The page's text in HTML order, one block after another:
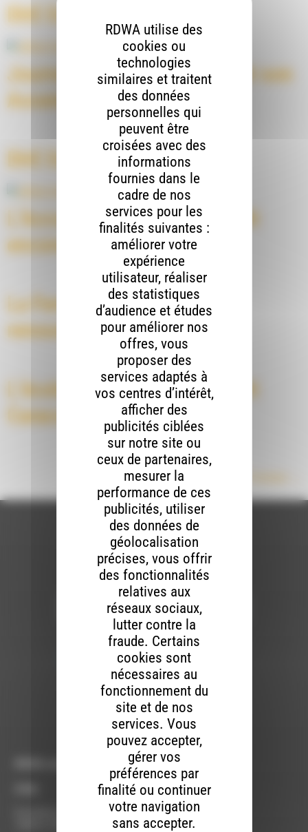
DIrE En DIrEct 148
Journée festive du RéDAR et son
Assemblée Générale
DIrE En Direct 128
L’Accorderie du Diois grandit
encore
La Ferme des Amanins se
renouvelle
L’école buissonnière investit
Caracole
Newsletter :
Nous utilisons Brevo en tant que plateforme
marketing. En soumettant ce formulaire, vous
acceptez que les données personnelles que
vous avez fournies soient transférées à
Brevo pour être traitées conformément
politique de confidentialité de Brevo.
S'INSCRIRE
10h00 à 12h00 et 13h30 à 17h00
RDWA utilise des
cookies ou
technologies
similaires et traitent
des données
personnelles qui
peuvent être
croisées avec des
informations
fournies dans le
cadre de nos
services pour les
finalités suivantes :
améliorer votre
expérience
utilisateur, réaliser
des statistiques
d’audience et études
pour améliorer nos
offres, vous
proposer des
services adaptés à
vos centres d’intérêt,
afficher des
publicités ciblées
sur notre site ou
ceux de partenaires,
mesurer la
performance de ces
publicités, utiliser
des données de
géolocalisation
précises, vous offrir
des fonctionnalités
relatives aux
réseaux sociaux,
lutter contre la
fraude. Certains
cookies sont
nécessaires au
fonctionnement du
site et de nos
services. Vous
pouvez accepter,
gérer vos
préférences par
finalité ou continuer
votre navigation
sans accepter.